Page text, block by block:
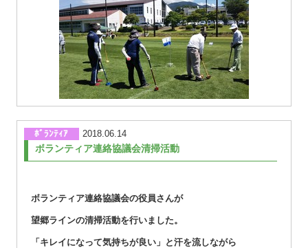
ﾎﾞﾗﾝﾃｨｱ 2018.06.14
ボランティア連絡協議会清掃活動
ボランティア連絡協議会の役員さんが
望郷ラインの清掃活動を行いました。
「キレイになって気持ちが良い」と汗を流しながら